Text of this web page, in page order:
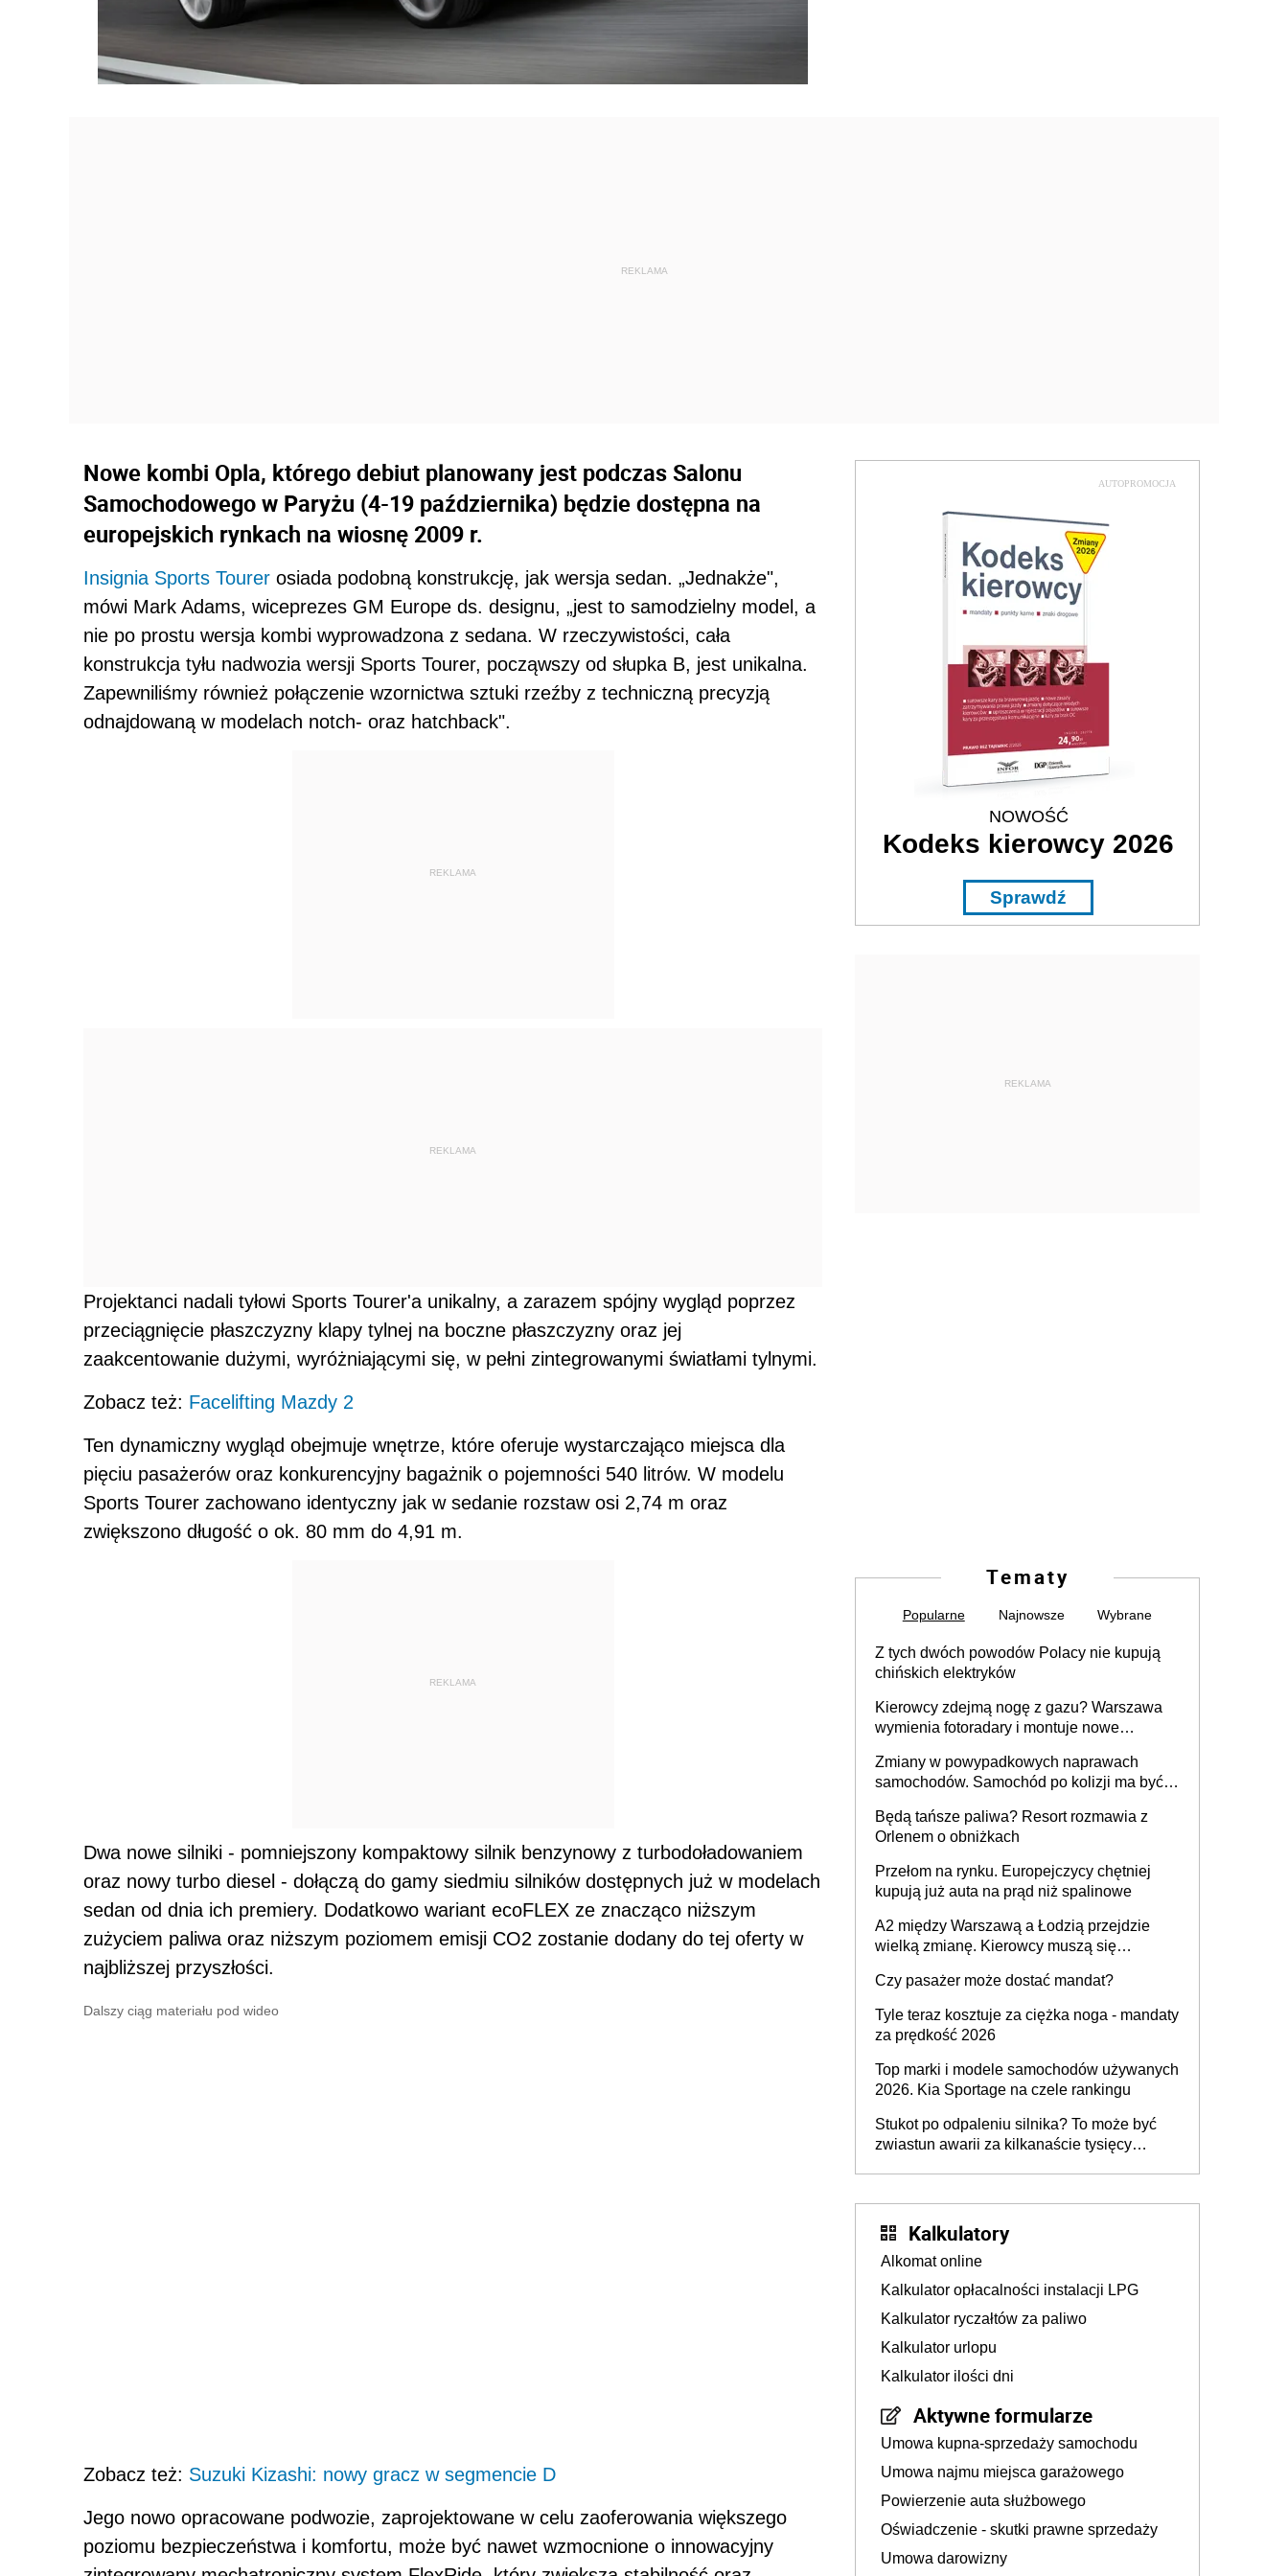
Nowe kombi Opla, którego debiut planowany jest podczas Salonu
Samochodowego w Paryżu (4-19 października) będzie dostępna na
europejskich rynkach na wiosnę 2009 r.
Insignia Sports Tourer osiada podobną konstrukcję, jak wersja sedan. „Jednakże",
mówi Mark Adams, wiceprezes GM Europe ds. designu, „jest to samodzielny model, a
nie po prostu wersja kombi wyprowadzona z sedana. W rzeczywistości, cała
konstrukcja tyłu nadwozia wersji Sports Tourer, począwszy od słupka B, jest unikalna.
Zapewniliśmy również połączenie wzornictwa sztuki rzeźby z techniczną precyzją
odnajdowaną w modelach notch- oraz hatchback".
REKLAMA
REKLAMA
Projektanci nadali tyłowi Sports Tourer'a unikalny, a zarazem spójny wygląd poprzez
przeciągnięcie płaszczyzny klapy tylnej na boczne płaszczyzny oraz jej
zaakcentowanie dużymi, wyróżniającymi się, w pełni zintegrowanymi światłami tylnymi.
Zobacz też: Facelifting Mazdy 2
Ten dynamiczny wygląd obejmuje wnętrze, które oferuje wystarczająco miejsca dla
pięciu pasażerów oraz konkurencyjny bagażnik o pojemności 540 litrów. W modelu
Sports Tourer zachowano identyczny jak w sedanie rozstaw osi 2,74 m oraz
zwiększono długość o ok. 80 mm do 4,91 m.
REKLAMA
Dwa nowe silniki - pomniejszony kompaktowy silnik benzynowy z turbodoładowaniem
oraz nowy turbo diesel - dołączą do gamy siedmiu silników dostępnych już w modelach
sedan od dnia ich premiery. Dodatkowo wariant ecoFLEX ze znacząco niższym
zużyciem paliwa oraz niższym poziomem emisji CO2 zostanie dodany do tej oferty w
najbliższej przyszłości.
Dalszy ciąg materiału pod wideo
Zobacz też: Suzuki Kizashi: nowy gracz w segmencie D
Jego nowo opracowane podwozie, zaprojektowane w celu zaoferowania większego
poziomu bezpieczeństwa i komfortu, może być nawet wzmocnione o innowacyjny
AUTOPROMOCJA
NOWOŚĆ
Kodeks kierowcy 2026
Sprawdź
REKLAMA
Tematy
Popularne Najnowsze Wybrane
Z tych dwóch powodów Polacy nie kupują
chińskich elektryków
Kierowcy zdejmą nogę z gazu? Warszawa
wymienia fotoradary i montuje nowe
Zmiany w powypadkowych naprawach
samochodów. Samochód po kolizji ma być
technologią producenta
Będą tańsze paliwa? Resort rozmawia z
Orlenem o obniżkach
Przełom na rynku. Europejczycy chętniej
kupują już auta na prąd niż spalinowe
A2 między Warszawą a Łodzią przejdzie
wielką zmianę. Kierowcy muszą się
Czy pasażer może dostać mandat?
Tyle teraz kosztuje za ciężka noga - mandaty
za prędkość 2026
Top marki i modele samochodów używanych
2026. Kia Sportage na czele rankingu
Stukot po odpaleniu silnika? To może być
zwiastun awarii za kilkanaście tysięcy
Kalkulatory
Alkomat online
Kalkulator opłacalności instalacji LPG
Kalkulator ryczałtów za paliwo
Kalkulator urlopu
Kalkulator ilości dni
Aktywne formularze
Umowa kupna-sprzedaży samochodu
Umowa najmu miejsca garażowego
Powierzenie auta służbowego
Oświadczenie - skutki prawne sprzedaży
Umowa darowizny